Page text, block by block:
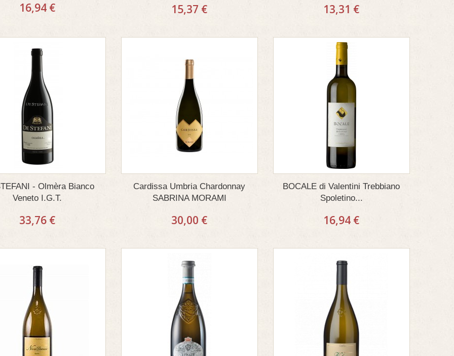
16,94 € 15,37 € 13,31 €
- Olmèra Bianco
Veneto I.G.T.
33,76 €
Cardissa Umbria Chardonnay
SABRINA MORAMI
30,00 €
BOCALE di Valentini Trebbiano
Spoletino...
16,94 €